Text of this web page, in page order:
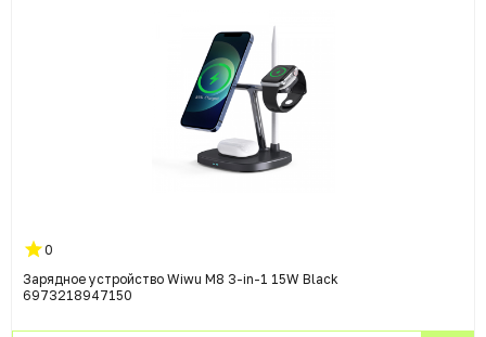
0
Зарядное устройство Wiwu M8 3-in-1 15W Black
6973218947150